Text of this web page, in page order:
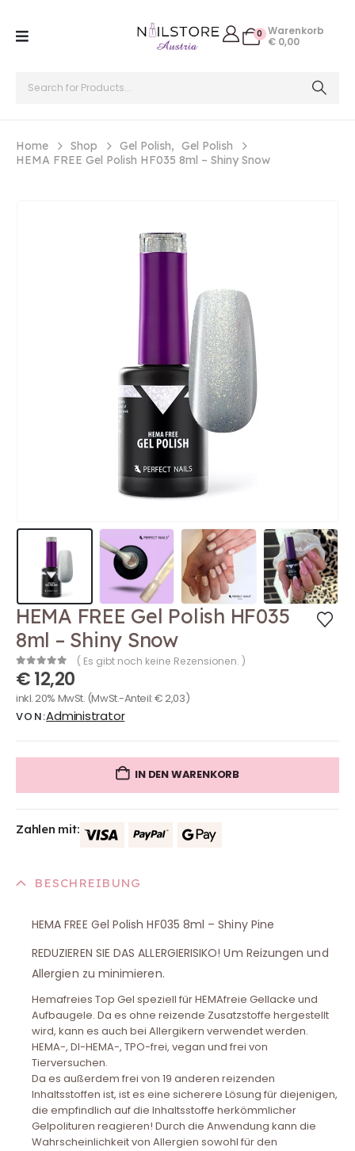
0 Warenkorb
€ 0,00
Home Shop Gel Polish, Gel Polish
HEMA FREE Gel Polish HF035 8ml – Shiny Snow
HEMA FREE Gel Polish HF035
8ml – Shiny Snow
0out of 5
( Es gibt noch keine Rezensionen. )
€12,20
inkl. 20% MwSt. (MwSt.-Anteil:€2,03)
VON:Administrator
IN DEN WARENKORB
Zahlen mit:
BESCHREIBUNG
HEMA FREE Gel Polish HF035 8ml – Shiny Pine
REDUZIEREN SIE DAS ALLERGIERISIKO! Um Reizungen und
Allergien zu minimieren.
Hemafreies Top Gel speziell für HEMAfreie Gellacke und
Aufbaugele. Da es ohne reizende Zusatzstoffe hergestellt
wird, kann es auch bei Allergikern verwendet werden.
HEMA-, DI-HEMA-, TPO-frei, vegan und frei von
Tierversuchen.
Da es außerdem frei von 19 anderen reizenden
Inhaltsstoffen ist, ist es eine sicherere Lösung für diejenigen,
die empfindlich auf die Inhaltsstoffe herkömmlicher
Gelpolituren reagieren! Durch die Anwendung kann die
Wahrscheinlichkeit von Allergien sowohl für den